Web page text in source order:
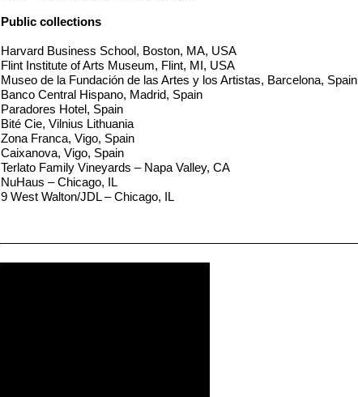
Public collections
Harvard Business School, Boston, MA, USA
Flint Institute of Arts Museum, Flint, MI, USA
Museo de la Fundación de las Artes y los Artistas, Barcelona, Spain
Banco Central Hispano, Madrid, Spain
Paradores Hotel, Spain
Bité Cie, Vilnius Lithuania
Zona Franca, Vigo, Spain
Caixanova, Vigo, Spain
Terlato Family Vineyards – Napa Valley, CA
NuHaus – Chicago, IL
9 West Walton/JDL – Chicago, IL